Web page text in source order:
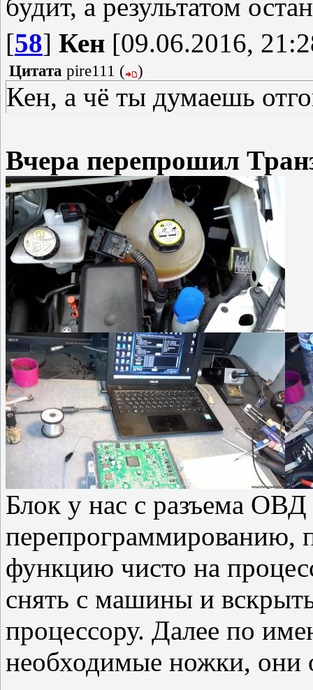
будит, а результатом
[58] Кен [09.06.2016,
Цитата pire111 ( )
Кен, а чё ты думаешь
Вчера перепрошил
Блок у нас с разъема
перепрограммированию,
функцию чисто на
снять с машины и
процессору. Далее по
необходимые ножки, они